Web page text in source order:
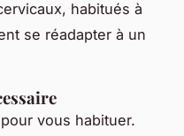
habitués à
se réadapter à un
vous habituer.